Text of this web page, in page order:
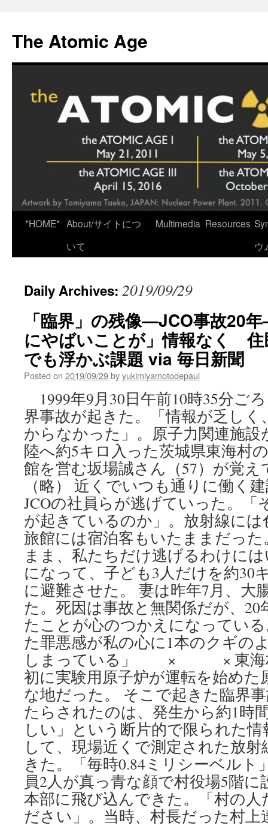
content
The Atomic Age
*HOME* About/サイトにつ
いて
Multimedia Resources
ウ
Daily Archives: 2019/09/29
「臨界」の残像―JCO事故20
にやばいことが」情報なく
でも浮かぶ課題 via 毎日新聞
Posted on 2019/09/29byyukimiyamotodepaul
1999年9月30日午前10時35分ご
界事故が起きた。「情報が乏し
からなかった」。原子力関連施
陸へ約5キロ入った茨城県東海村
館を営む坂場誠さん（57）が覚
（略） 近くでいつも通りに働く
JCOの社員らが逃げていった。「
が起きているのか」。放射線に
旅館には宿泊客もいたままだっ
まま、私たちだけ逃げるわけに
になって、子ども3人だけを約30
に避難させた。 妻は昨年7月、大
た。死因は事故と無関係だが、
たことが心のつかえになってい
た罪悪感が私の心に1本のクギの
しまっている」 × × 東海村
初に実験用原子炉が運転を始めた
な地だった。 そこで起きた臨界
たらされたのは、発生から約1時
しい」という断片的で限られた
して、現場近くで測定された放
きた。「毎時0.84ミリシーベルト
員2人が真っ青な顔で村役場5階
本部に飛び込んできた。「村の
ださい」。当時、村長だった村上